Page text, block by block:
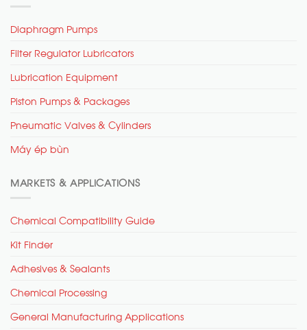
Diaphragm Pumps
Filter Regulator Lubricators
Lubrication Equipment
Piston Pumps & Packages
Pneumatic Valves & Cylinders
Máy ép bùn
MARKETS & APPLICATIONS
Chemical Compatibility Guide
Kit Finder
Adhesives & Sealants
Chemical Processing
General Manufacturing Applications